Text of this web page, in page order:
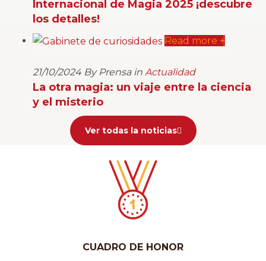
Internacional de Magia 2025 ¡descubre
los detalles!
Read more +
21/10/2024 By Prensa in Actualidad
La otra magia: un viaje entre la ciencia
y el misterio
Ver todas la noticias
CUADRO DE HONOR